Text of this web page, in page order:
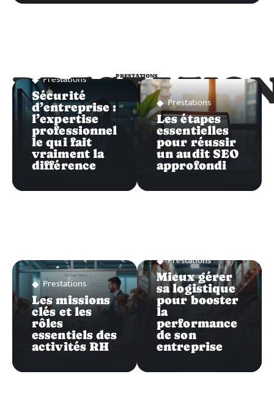
PRESTATIONS
Prestations
Sécurité
d’entreprise :
l’expertise
professionnel
le qui fait
vraiment la
différence
Prestations
Les missions
clés et les
rôles
essentiels des
activités RH
Prestations
Les étapes
essentielles
pour réussir
un audit SEO
approfondi
Prestations
Mieux gérer
sa logistique
pour booster
la
performance
de son
entreprise